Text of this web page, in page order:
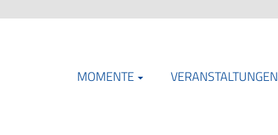
MOMENTE
VERANSTALTUNGEN